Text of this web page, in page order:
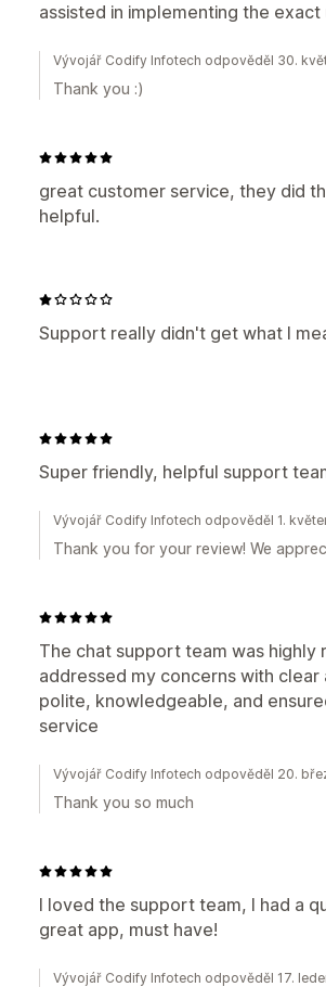
assisted in implementing the
Vývojář Codify Infotech odpověděl 30.
Thank you :)
great customer service, they did
helpful.
Support really didn't get what I
Super friendly, helpful support
Vývojář Codify Infotech odpověděl 1.
Thank you for your review! We
The chat support team was
addressed my concerns with
polite, knowledgeable, and
service
Vývojář Codify Infotech odpověděl 20.
Thank you so much
I loved the support team, I had a
great app, must have!
Vývojář Codify Infotech odpověděl 17.